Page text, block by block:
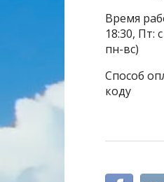
Время
18:30, Пт:
пн-вс)
Способ
коду